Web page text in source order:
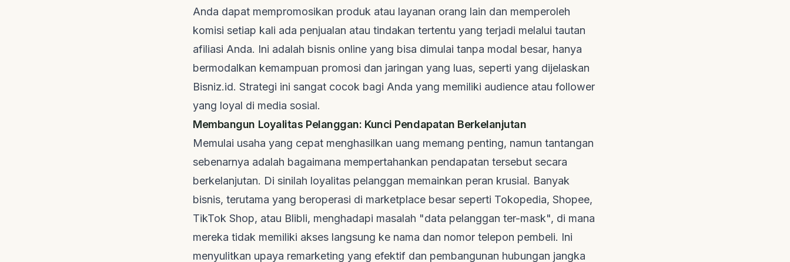
Anda dapat mempromosikan produk atau layanan orang lain dan memperoleh
komisi setiap kali ada penjualan atau tindakan tertentu yang terjadi melalui tautan
afiliasi Anda. Ini adalah bisnis online yang bisa dimulai tanpa modal besar, hanya
bermodalkan kemampuan promosi dan jaringan yang luas, seperti yang dijelaskan
Bisniz.id. Strategi ini sangat cocok bagi Anda yang memiliki audience atau follower
yang loyal di media sosial.
Membangun Loyalitas Pelanggan: Kunci Pendapatan Berkelanjutan
Memulai usaha yang cepat menghasilkan uang memang penting, namun tantangan
sebenarnya adalah bagaimana mempertahankan pendapatan tersebut secara
berkelanjutan. Di sinilah loyalitas pelanggan memainkan peran krusial. Banyak
bisnis, terutama yang beroperasi di marketplace besar seperti Tokopedia, Shopee,
TikTok Shop, atau Blibli, menghadapi masalah "data pelanggan ter-mask", di mana
mereka tidak memiliki akses langsung ke nama dan nomor telepon pembeli. Ini
menyulitkan upaya remarketing yang efektif dan pembangunan hubungan jangka